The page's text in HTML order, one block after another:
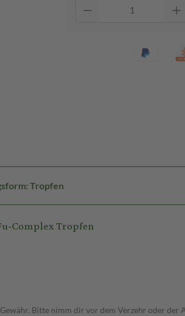
Tropfen
Complex Tropfen
Bitte nimm dir vor dem Verzehr oder